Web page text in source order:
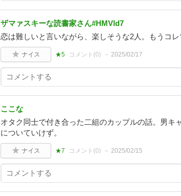
ザマァスキーな読書家さん#HMVld7
恋は難しいと言いながら、楽しそうな2人。もうコレ
ナイス ★5 コメント(0) 2025/02/17
ここな
オタク同士で付き合った二組のカップルの話。男キ
についていけず。
ナイス ★7 コメント(0) 2025/02/15